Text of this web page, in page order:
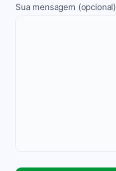
Sua mensagem (opcional)